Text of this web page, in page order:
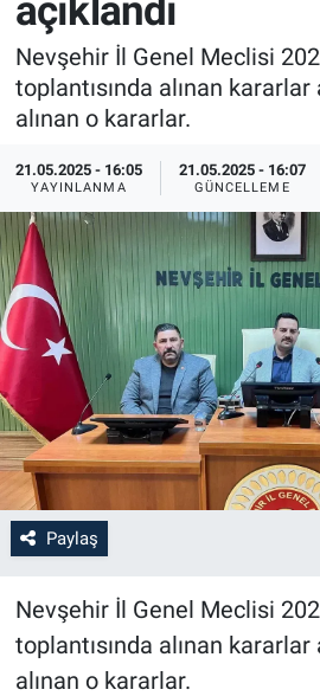
açıklandı
Nevşehir İl Genel Meclisi
toplantısında alınan kararlar
alınan o kararlar.
21.05.2025 - 16:05
YAYINLANMA
21.05.2025 - 16:07
GÜNCELLEME
Paylaş
Nevşehir İl Genel Meclisi
toplantısında alınan kararlar
alınan o kararlar.
Sağlık
Yerel
Genel
Asayiş
İlan - Duyuru- Mesaj
Türkiye Gündemi
Sizden Gelenler
Yaşam
Sağlık
Eğitim
Kültür
3.Sayfa
Medya
Teknoloji
İlan - Duyuru- Mesaj
Türkiye Gündemi
Sizden Gelenler